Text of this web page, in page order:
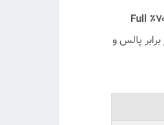
۳۰٪ تا ۷۰٪ Full
پالس و